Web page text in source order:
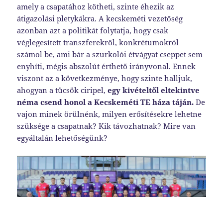
amely a csapatához kötheti, szinte éhezik az
átigazolási pletykákra. A kecskeméti vezetőség
azonban azt a politikát folytatja, hogy csak
véglegesített transzferekről, konkrétumokról
számol be, ami bár a szurkolói étvágyat cseppet sem
enyhíti, mégis abszolút érthető irányvonal. Ennek
viszont az a következménye, hogy szinte halljuk,
ahogyan a tücsök ciripel,egy kivételtől eltekintve
néma csend honol a Kecskeméti TE háza táján. De
vajon minek örülnénk, milyen erősítésekre lehetne
szüksége a csapatnak? Kik távozhatnak? Mire van
egyáltalán lehetőségünk?